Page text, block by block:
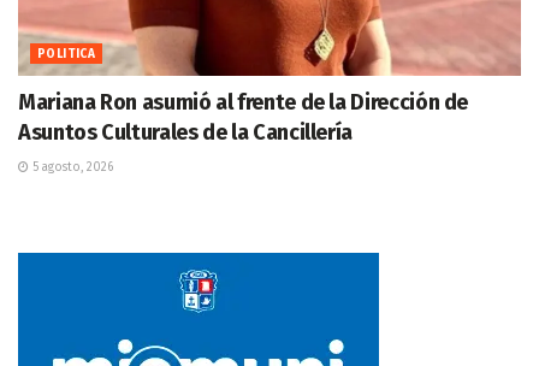
POLITICA
Mariana Ron asumió al frente de la Dirección de
Asuntos Culturales de la Cancillería
5 agosto, 2026